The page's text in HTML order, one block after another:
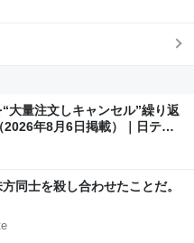
大量注文しキャンセル”繰り返
年8月6日掲載）｜日テレ
同士を殺し合わせたことだ。